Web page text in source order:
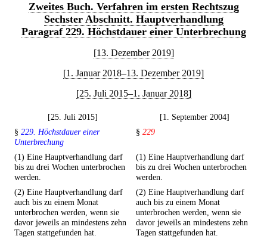
Zweites Buch. Verfahren im ersten Rechtszug
Sechster Abschnitt. Hauptverhandlung
Paragraf 229. Höchstdauer einer Unterbrechung
[13. Dezember 2019]
[1. Januar 2018–13. Dezember 2019]
[25. Juli 2015–1. Januar 2018]
[25. Juli 2015]
[1. September 2004]
§ 229. Höchstdauer einer
Unterbrechung
§ 229
(1) Eine Hauptverhandlung darf
bis zu drei Wochen unterbrochen
werden.
(1) Eine Hauptverhandlung darf
bis zu drei Wochen unterbrochen
werden.
(2) Eine Hauptverhandlung darf
auch bis zu einem Monat
unterbrochen werden, wenn sie
davor jeweils an mindestens zehn
Tagen stattgefunden hat.
(2) Eine Hauptverhandlung darf
auch bis zu einem Monat
unterbrochen werden, wenn sie
davor jeweils an mindestens zehn
Tagen stattgefunden hat.